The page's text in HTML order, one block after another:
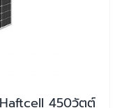
450วัตต์